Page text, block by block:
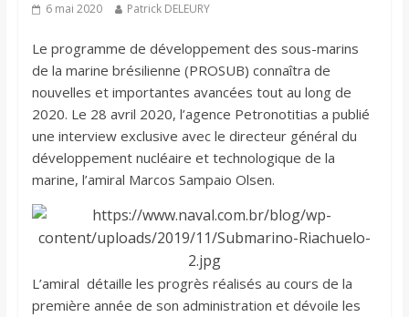
6 mai 2020 Patrick DELEURY
Le programme de développement des sous-marins
de la marine brésilienne (PROSUB) connaîtra de
nouvelles et importantes avancées tout au long de
2020. Le 28 avril 2020, l’agence Petronotitias a publié
une interview exclusive avec le directeur général du
développement nucléaire et technologique de la
marine, l’amiral Marcos Sampaio Olsen.
L’amiral détaille les progrès réalisés au cours de la
première année de son administration et dévoile les